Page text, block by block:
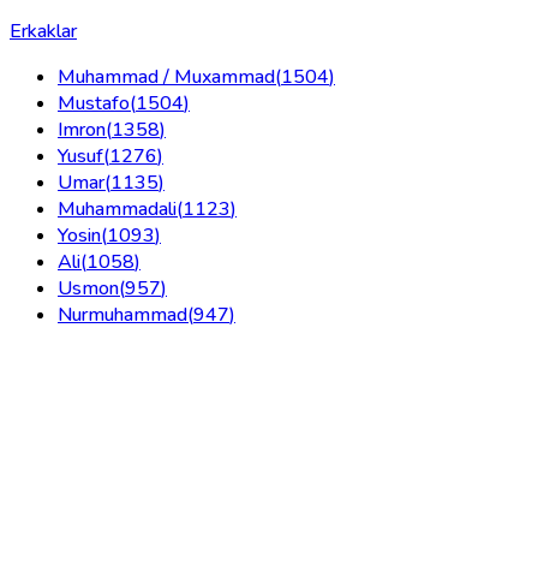
Erkaklar
Muhammad / Muxammad(1504)
Mustafo(1504)
Imron(1358)
Yusuf(1276)
Umar(1135)
Muhammadali(1123)
Yosin(1093)
Ali(1058)
Usmon(957)
Nurmuhammad(947)